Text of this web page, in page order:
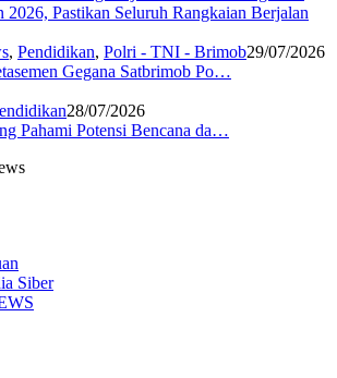
, Pendidikan, Polri - TNI - Brimob29/07/2026
Gegana Satbrimob Po…
28/07/2026
Pahami Potensi Bencana da…
Siber